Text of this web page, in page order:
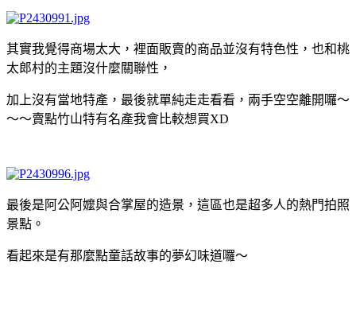
其實我覺得商場太大，裡面販賣的商品並沒有特色性，也和桃
太郎村的主題沒什麼關聯性，
加上沒有當地特產，最後就單純走走看看，兩手空空離開囉～
～～賣點竹山特有名產我會比較想買XD
最後是阿公阿嬤與合掌屋的造景，這區也是超多人的熱門拍照
景點。
看起來是有那麼點童話故事的夢幻味道囉～